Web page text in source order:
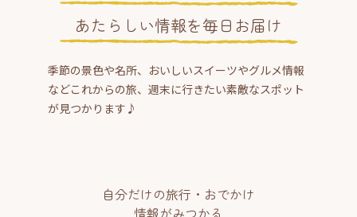
あたらしい情報を毎日お届け
季節の景色や名所、おいしいスイーツやグルメ情報
などこれからの旅、週末に行きたい素敵なスポット
が見つかります♪
自分だけの旅行・おでかけ
情報がみつかる